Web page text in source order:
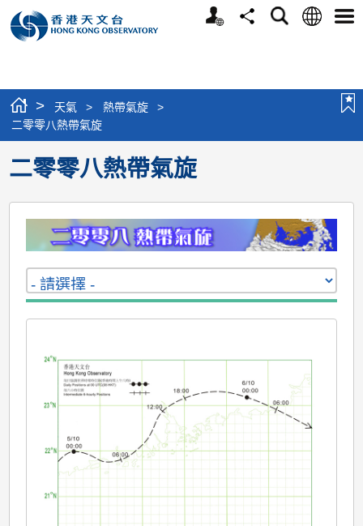
個
分
搜
語
選
> 天氣 > 熱帶氣旋
>
二零零八熱帶氣旋
二零零八熱帶氣旋